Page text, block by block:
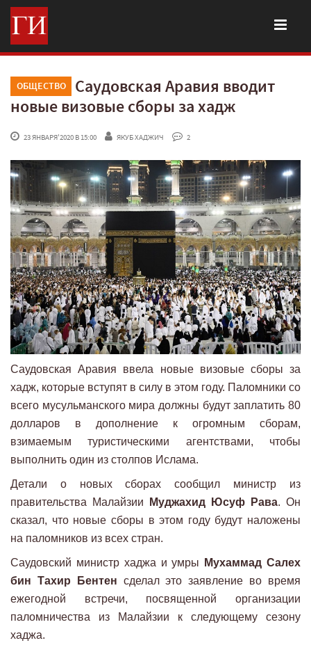
ОБЩЕСТВО
Саудовская Аравия вводит
новые визовые сборы за хадж
23 ЯНВАРЯ'2020 В 15:00 ЯКУБ ХАДЖИЧ 2
Саудовская Аравия ввела новые визовые сборы за
хадж, которые вступят в силу в этом году. Паломники со
всего мусульманского мира должны будут заплатить 80
долларов в дополнение к огромным сборам,
взимаемым туристическими агентствами, чтобы
выполнить один из столпов Ислама.
Детали о новых сборах сообщил министр из
правительства Малайзии
Муджахид Юсуф Рава. Он
сказал, что новые сборы в этом году будут наложены
на паломников из всех стран.
Саудовский министр хаджа и умры
Мухаммад Салех
бин Тахир Бентен сделал это заявление во время
ежегодной встречи, посвященной организации
паломничества из Малайзии к следующему сезону
хаджа.